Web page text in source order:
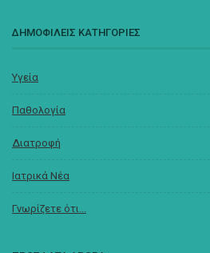
ΔΗΜΟΦΙΛΕΙΣ ΚΑΤΗΓΟΡΙΕΣ
Υγεία
Παθολογία
Διατροφή
Ιατρικά Νέα
Γνωρίζετε ότι...